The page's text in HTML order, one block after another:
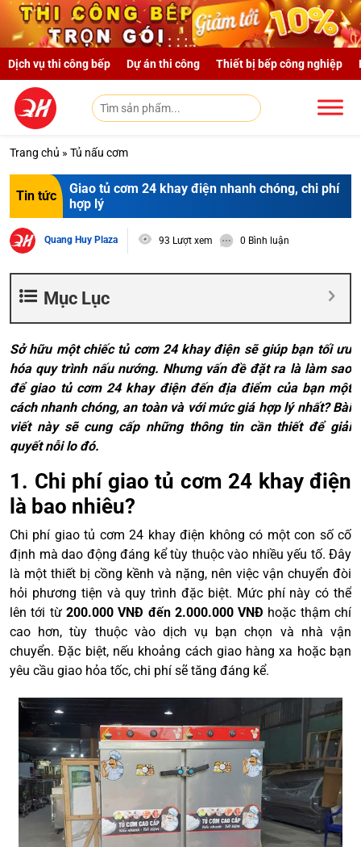
Skip to main content
Dịch vụ thi công bếp Dự án thi công Thiết bị bếp công nghiệp
Trang chủ » Tủ nấu cơm
Tin tức
Giao tủ cơm 24 khay điện nhanh chóng, chi phí
hợp lý
Quang Huy Plaza 93 Lượt xem 0 Bình luận
Mục Lục
Sở hữu một chiếc tủ cơm 24 khay điện sẽ giúp bạn tối ưu
hóa quy trình nấu nướng. Nhưng vấn đề đặt ra là làm sao
để giao tủ cơm 24 khay điện đến địa điểm của bạn một
cách nhanh chóng, an toàn và với mức giá hợp lý nhất? Bài
viết này sẽ cung cấp những thông tin cần thiết để giải
quyết nỗi lo đó.
1. Chi phí giao tủ cơm 24 khay điện
là bao nhiêu?
Chi phí giao tủ cơm 24 khay điện không có một con số cố
định mà dao động đáng kể tùy thuộc vào nhiều yếu tố. Đây
là một thiết bị cồng kềnh và nặng, nên việc vận chuyển đòi
hỏi phương tiện và quy trình đặc biệt. Mức phí này có thể
lên tới từ 200.000 VNĐ đến 2.000.000 VNĐ hoặc thậm chí
cao hơn, tùy thuộc vào dịch vụ bạn chọn và nhà vận
chuyển. Đặc biệt, nếu khoảng cách giao hàng xa hoặc bạn
yêu cầu giao hỏa tốc, chi phí sẽ tăng đáng kể.